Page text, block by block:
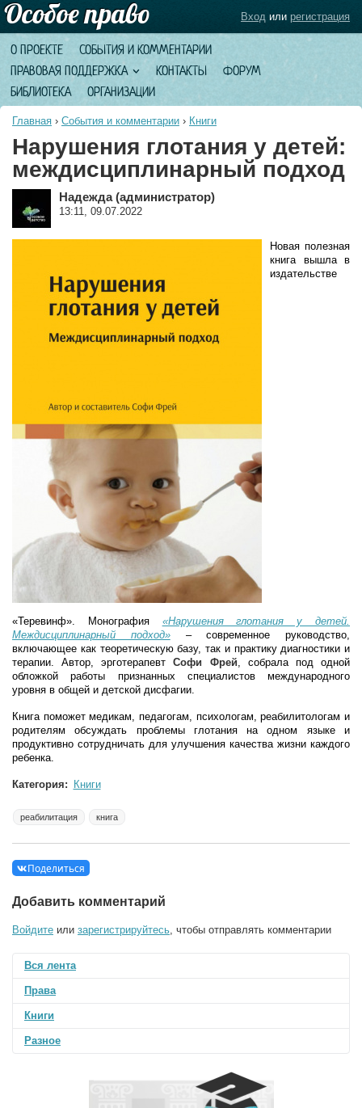
О ПРОЕКТЕ
СОБЫТИЯ И КОММЕНТАРИИ
ПРАВОВАЯ ПОДДЕРЖКА
КОНТАКТЫ
ФОРУМ
БИБЛИОТЕКА
ОРГАНИЗАЦИИ
Вход или регистрация
Главная › События и комментарии › Книги
Нарушения глотания у детей:
междисциплинарный подход
Надежда (администратор)
13:11, 09.07.2022
Новая полезная
книга вышла в
издательстве
«Теревинф». Монография «Нарушения глотания у детей.
Междисциплинарный подход»– современное руководство,
включающее как теоретическую базу, так и практику диагностики и
терапии. Автор, эрготерапевтСофи Фрей, собрала под одной
обложкой работы признанных специалистов международного
уровня в общей и детской дисфагии.
Книга поможет медикам, педагогам, психологам, реабилитологам и
родителям обсуждать проблемы глотания на одном языке и
продуктивно сотрудничать для улучшения качества жизни каждого
ребенка.
Категория: Книги
реабилитация книга
Поделиться
Добавить комментарий
Войдите или зарегистрируйтесь , чтобы отправлять комментарии
Вся лента
Права
Книги
Разное